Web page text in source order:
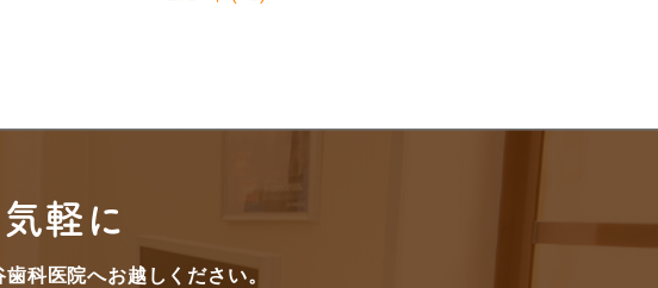
軽に
科医院へお越しください。